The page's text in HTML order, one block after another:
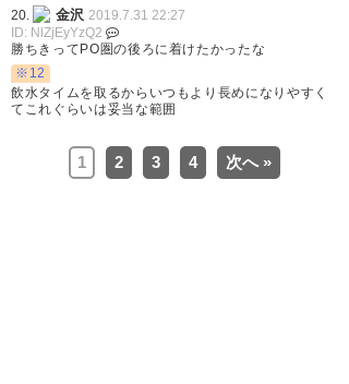
引き分け数単独トップはキープ
#zweigen
— jaco (Atler1607)2019, 7月
31
20. 金沢 2019.7.31 22:27
ID: NlZjEyYzQ2
勝ちきってPO圏の後ろに着けたかったな
※12
飲水タイムを取るからいつもより長めになりやすく
てこれぐらいは妥当な範囲
1 2 3 4 次へ »